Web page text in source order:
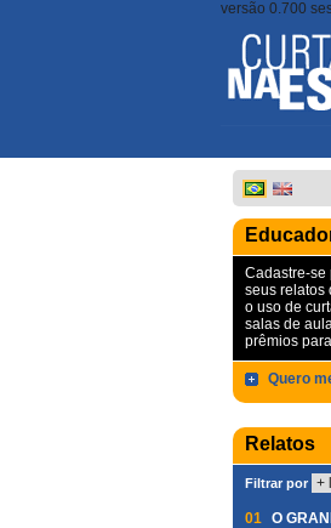
versão 0.700
Cadastre-se
seus relatos
o uso de
salas de
prêmios
Quero
Relatos
Filtrar por
01 O